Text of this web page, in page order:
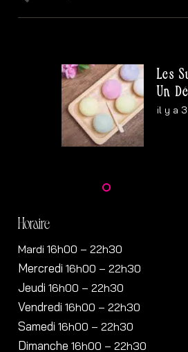
Les
Un Délice
il y a 3 ans
Horaire
Mardi 16h00 – 22h30
Mercredi 16h00 – 22h30
Jeudi 16h00 – 22h30
Vendredi 16h00 – 22h30
Samedi 16h00 – 22h30
Dimanche 16h00 – 22h30